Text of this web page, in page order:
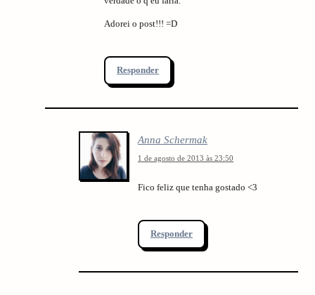
Adorei o post!!! =D
Responder
Anna Schermak
1 de agosto de 2013 às 23:50
Fico feliz que tenha gostado <3
Responder